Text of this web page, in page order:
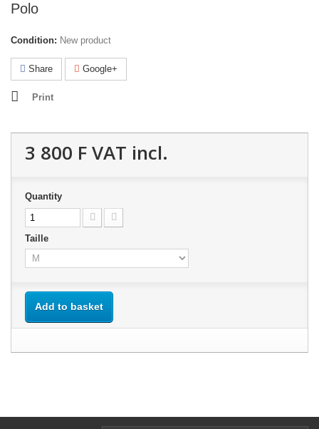
Polo
Condition: New product
Share Google+
Print
3 800 FVAT incl.
Quantity
Taille
Add to basket